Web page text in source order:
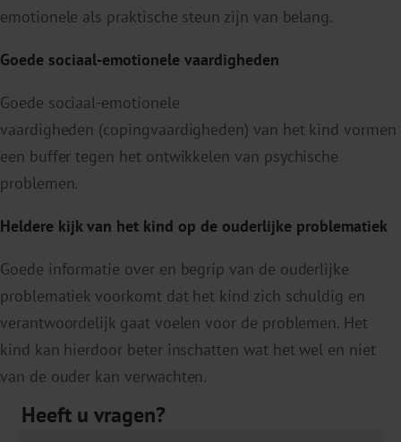
Heeft u vragen?
emotionele als praktische steun zijn van belang.
Goede sociaal-emotionele vaardigheden
Goede sociaal-emotionele
vaardigheden (copingvaardigheden) van het kind vormen
een buffer tegen het ontwikkelen van psychische
problemen.
Heldere kijk van het kind op de ouderlijke problematiek
Goede informatie over en begrip van de ouderlijke
problematiek voorkomt dat het kind zich schuldig en
verantwoordelijk gaat voelen voor de problemen. Het
kind kan hierdoor beter inschatten wat het wel en niet
van de ouder kan verwachten.